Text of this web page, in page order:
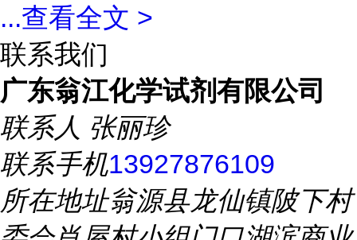
...查看全文 >
联系我们
广东翁江化学试剂有限公司
联系人 张丽珍
联系手机13927876109
所在地址翁源县龙仙镇陂下村